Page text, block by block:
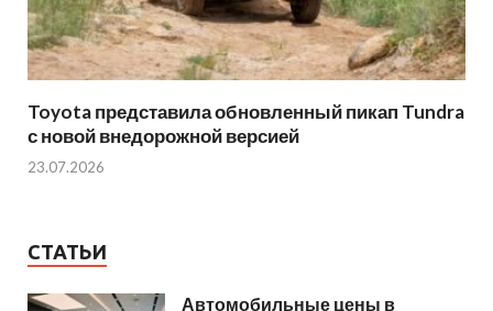
Toyota представила обновленный пикап Tundra
с новой внедорожной версией
23.07.2026
СТАТЬИ
Автомобильные цены в